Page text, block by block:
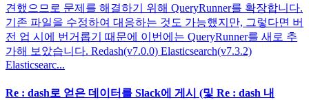
견했으므로 문제를 해결하기 위해 QueryRunner를 확장합니다.
기존 파일을 수정하여 대응하는 것도 가능했지만, 그렇다면 버
전 업 시에 번거롭기 때문에 이번에는 QueryRunner를 새로 추
가해 보았습니다. Redash(v7.0.0) Elasticsearch(v7.3.2)
Elasticsearc...
Re : dash로 얻은 데이터를 Slack에 게시 (및 Re : dash 내